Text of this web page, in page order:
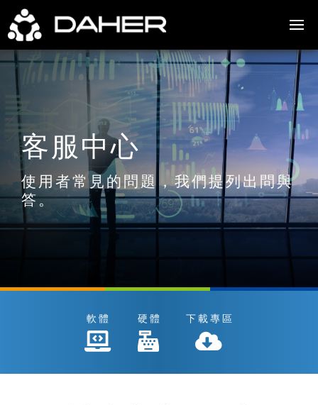
客服中心
使用者常見的問題，我們提列出問與
答。
軟體 硬體 下載專區